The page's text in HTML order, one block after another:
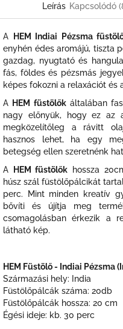
Leírás Kapcsolódó
A HEM Indiai Pézsma
enyhén édes aromájú, tiszta
gazdag, nyugtató és
fás, földes és pézsmás
képes fokozni a relaxációt és
A HEM füstölőkáltalában
nagy előnyük, hogy ez az
megközelítőleg a rávitt
hasznos lehet, ha egy
betegség ellen szeretnénk
A
HEM füstölők hossza
húsz szál füstölőpálcikát
perc. Mint minden kreatív
bővíti és újítja meg
csomagolásban érkezik a
látható kép.
HEM Füstölő - Indiai Pézsma
Származási hely: India
Füstölőpálcák száma: 20db
Füstölőpálcák hossza: 20 cm
Égési ideje: kb. 30 perc